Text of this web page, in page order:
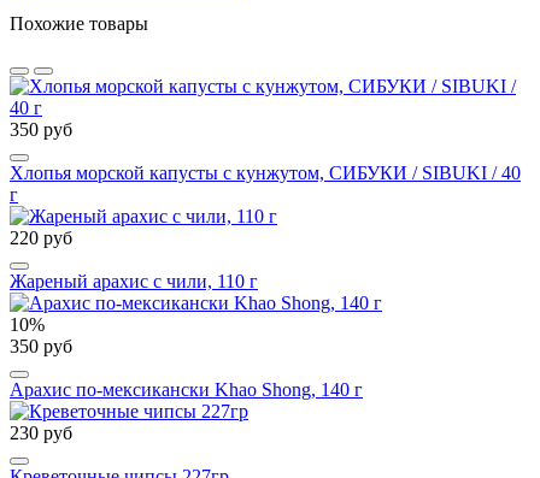
Похожие товары
350 руб
Хлопья морской капусты с кунжутом, СИБУКИ / SIBUKI / 40
г
220 руб
Жареный арахис с чили, 110 г
10%
350 руб
Арахис по-мексикански Khao Shong, 140 г
230 руб